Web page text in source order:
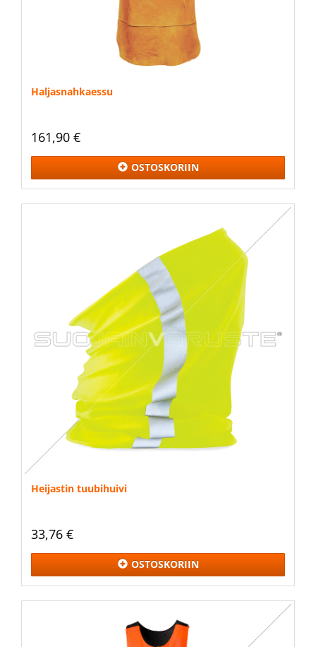
Haljasnahkaessu
161,90 €
OSTOSKORIIN
Heijastin tuubihuivi
33,76 €
OSTOSKORIIN